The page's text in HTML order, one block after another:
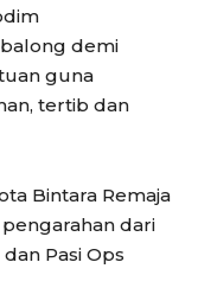
demi
guna
tertib dan
Bintara Remaja
dari
Pasi Ops